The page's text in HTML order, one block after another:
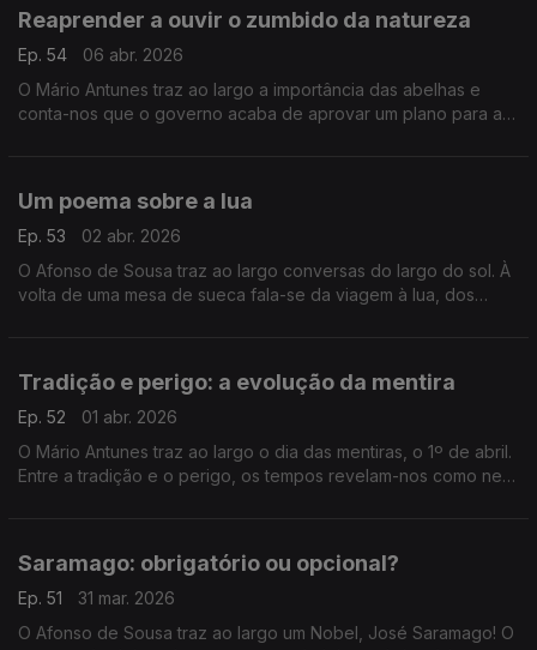
Reaprender a ouvir o zumbido da natureza
Ep. 54
06 abr. 2026
O Mário Antunes traz ao largo a importância das abelhas e
conta-nos que o governo acaba de aprovar um plano para a
Um poema sobre a lua
Ep. 53
02 abr. 2026
O Afonso de Sousa traz ao largo conversas do largo do sol. À
volta de uma mesa de sueca fala-se da viagem à lua, dos
Tradição e perigo: a evolução da mentira
Ep. 52
01 abr. 2026
O Mário Antunes traz ao largo o dia das mentiras, o 1º de abril.
Entre a tradição e o perigo, os tempos revelam-nos como nem
Saramago: obrigatório ou opcional?
Ep. 51
31 mar. 2026
O Afonso de Sousa traz ao largo um Nobel, José Saramago! O